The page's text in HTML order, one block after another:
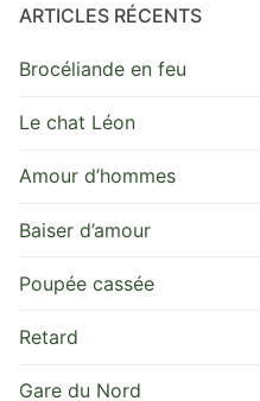
ARTICLES RÉCENTS
Brocéliande en feu
Le chat Léon
Amour d’hommes
Baiser d’amour
Poupée cassée
Retard
Gare du Nord